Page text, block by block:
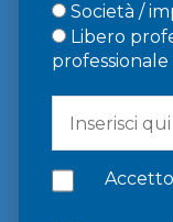
Società /
Libero
professionale